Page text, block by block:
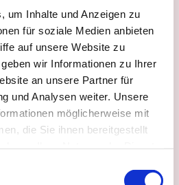
um Inhalte und Anzeigen zu
für soziale Medien anbieten
auf unsere Website zu
wir Informationen zu Ihrer
an unsere Partner für
und Analysen weiter. Unsere
möglicherweise mit
die Sie ihnen bereitgestellt